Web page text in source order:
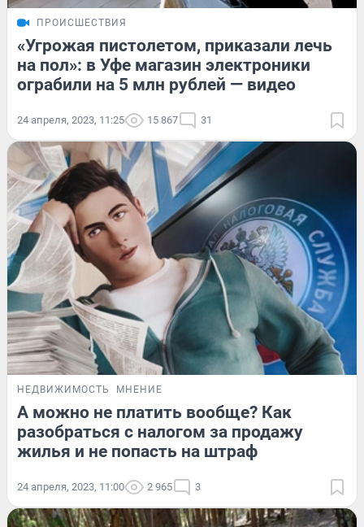
ПРОИСШЕСТВИЯ
«Угрожая пистолетом, приказали лечь
на пол»: в Уфе магазин электроники
ограбили на 5 млн рублей — видео
24 апреля, 2023, 11:25 15 867 31
НЕДВИЖИМОСТЬ МНЕНИЕ
А можно не платить вообще? Как
разобраться с налогом за продажу
жилья и не попасть на штраф
24 апреля, 2023, 11:00 2 965 3